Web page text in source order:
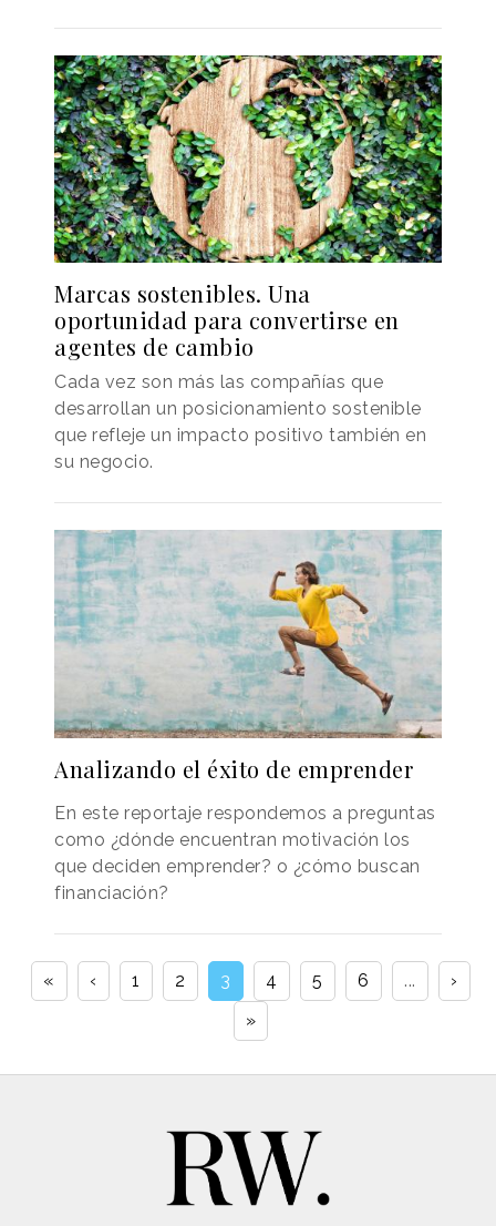
Marcas sostenibles. Una
oportunidad para convertirse en
agentes de cambio
Cada vez son más las compañías que
desarrollan un posicionamiento sostenible
que refleje un impacto positivo también en
su negocio.
Analizando el éxito de emprender
En este reportaje respondemos a preguntas
como ¿dónde encuentran motivación los
que deciden emprender? o ¿cómo buscan
financiación?
« ‹ 1 2 3 4 5 6 ...
›
»